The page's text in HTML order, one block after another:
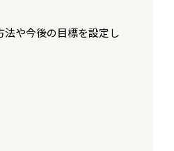
法や今後の目標を設定し